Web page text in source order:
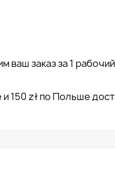
ваш заказ за 1
150 zł по Польше